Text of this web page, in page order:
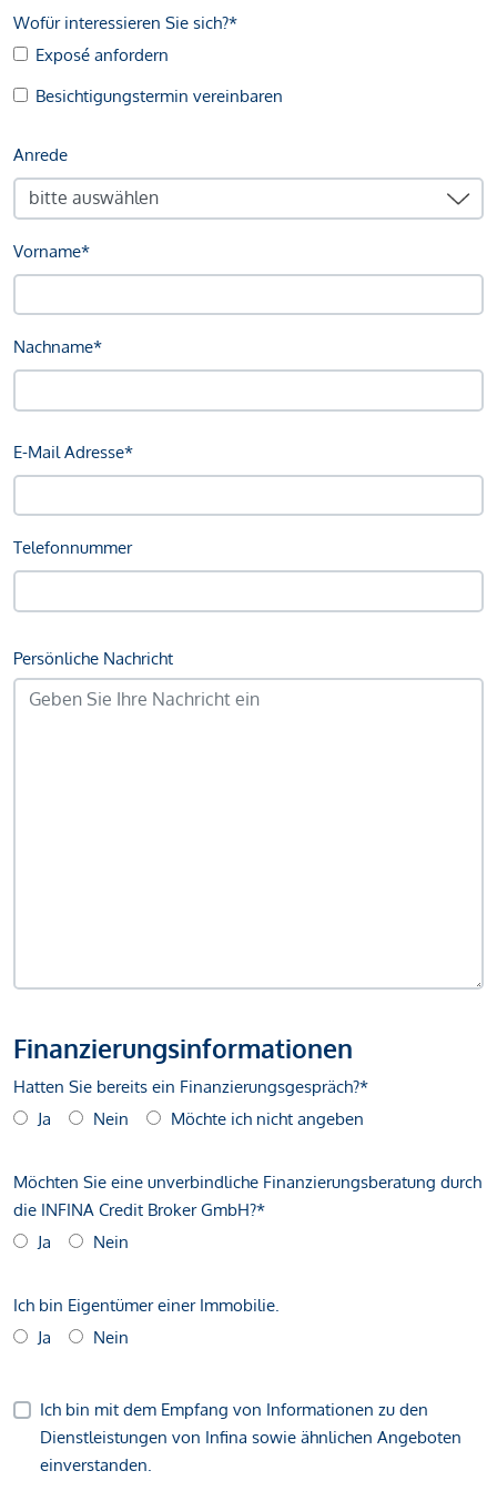
Wofür interessieren Sie sich?*
Exposé anfordern
Besichtigungstermin vereinbaren
Anrede
Vorname*
Nachname*
E-Mail Adresse*
Telefonnummer
Persönliche Nachricht
Finanzierungsinformationen
Hatten Sie bereits ein Finanzierungsgespräch?*
Ja
Nein Möchte ich nicht angeben
Möchten Sie eine unverbindliche Finanzierungsberatung durch
die INFINA Credit Broker GmbH?*
Ja
Nein
Ich bin Eigentümer einer Immobilie.
Ja
Nein
Ich bin mit dem Empfang von Informationen zu den
Dienstleistungen von Infina sowie ähnlichen Angeboten
einverstanden.